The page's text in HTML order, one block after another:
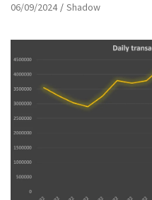
06/09/2024 Shadow